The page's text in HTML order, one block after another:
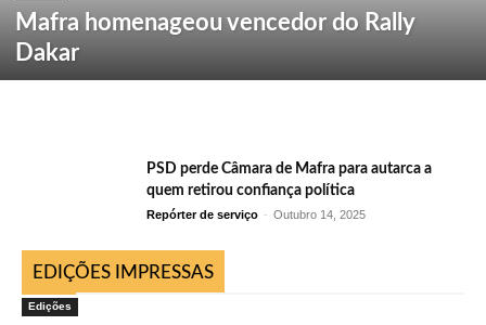
Mafra homenageou vencedor do Rally
Dakar
PSD perde Câmara de Mafra para autarca a
quem retirou confiança política
Repórter de serviço - Outubro 14, 2025
EDIÇÕES IMPRESSAS
Edições